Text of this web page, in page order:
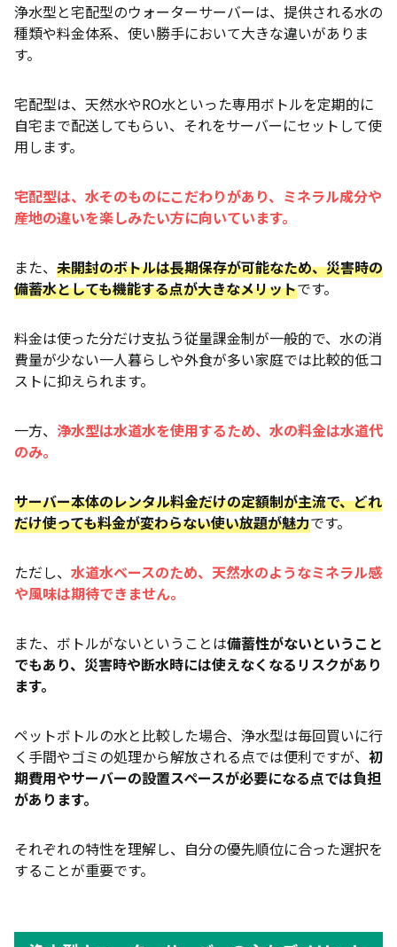
浄水型と宅配型のウォーターサーバーは、提供される水の
種類や料金体系、使い勝手において大きな違いがありま
す。
宅配型は、天然水やRO水といった専用ボトルを定期的に
自宅まで配送してもらい、それをサーバーにセットして使
用します。
宅配型は、 水そのものにこだわりがあり、ミネラル成分や
産地の違いを楽しみたい方に向いています。
また、 未開封のボトルは長期保存が可能なため、災害時の
備蓄水としても機能する点が大きなメリットです。
料金は使った分だけ支払う従量課金制が一般的で、水の消
費量が少ない一人暮らしや外食が多い家庭では比較的低コ
ストに抑えられます。
一方、 浄水型は水道水を使用するため、水の料金は水道代
のみ。
サーバー本体のレンタル料金だけの定額制が主流で、どれ
だけ使っても料金が変わらない使い放題が魅力です。
ただし、 水道水ベースのため、天然水のようなミネラル感
や風味は期待できません。
また、ボトルがないということは備蓄性がないということ
でもあり、災害時や断水時には使えなくなるリスクがあり
ます。
ペットボトルの水と比較した場合、浄水型は毎回買いに行
く手間やゴミの処理から解放される点では便利ですが、 初
期費用やサーバーの設置スペースが必要になる点では負担
があります。
それぞれの特性を理解し、自分の優先順位に合った選択を
することが重要です。